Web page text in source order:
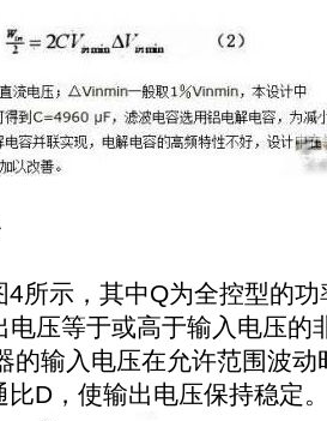
所示，其中Q为全控型的功
电压等于或高于输入电压的
的输入电压在允许范围波
比D，使输出电压保持稳定